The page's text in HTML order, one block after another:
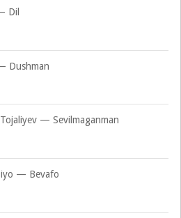
Dil
Dushman
— Sevilmaganman
— Bevafo